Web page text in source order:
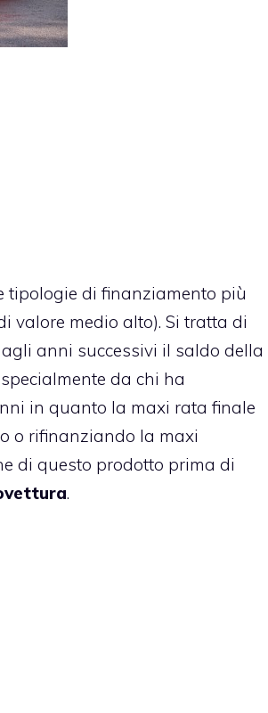
tipologie di finanziamento più
valore medio alto). Si tratta di
anni successivi il saldo della
da chi ha
in quanto la maxi rata finale
o rifinanziando la maxi
di questo prodotto prima di
.